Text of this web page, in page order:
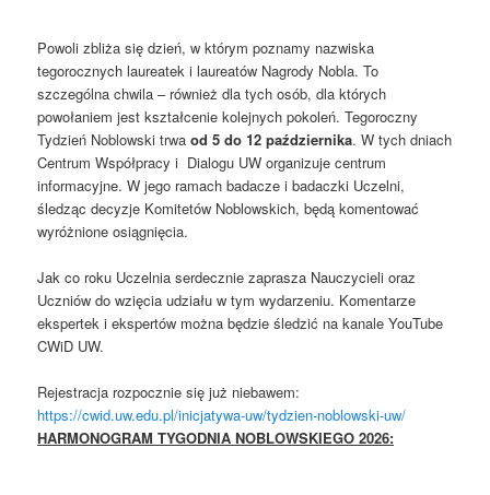
Powoli zbliża się dzień, w którym poznamy nazwiska
tegorocznych laureatek i laureatów Nagrody Nobla. To
szczególna chwila – również dla tych osób, dla których
powołaniem jest kształcenie kolejnych pokoleń. Tegoroczny
Tydzień Noblowski trwaod 5 do 12 października. W tych dniach
Centrum Współpracy i Dialogu UW organizuje centrum
informacyjne. W jego ramach badacze i badaczki Uczelni,
śledząc decyzje Komitetów Noblowskich, będą komentować
wyróżnione osiągnięcia.
Jak co roku Uczelnia serdecznie zaprasza Nauczycieli oraz
Uczniów do wzięcia udziału w tym wydarzeniu. Komentarze
ekspertek i ekspertów można będzie śledzić na kanale YouTube
CWiD UW.
Rejestracja rozpocznie się już niebawem:
https://cwid.uw.edu.pl/inicjatywa-uw/tydzien-noblowski-uw/
HARMONOGRAM TYGODNIA NOBLOWSKIEGO 2026: